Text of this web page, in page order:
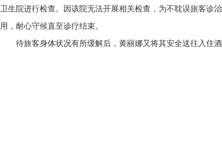
卫生院进行检查。因该院无法开展相关检查，为不耽误旅客诊
用，耐心守候直至诊疗结束。
待旅客身体状况有所缓解后，黄丽娜又将其安全送往入住